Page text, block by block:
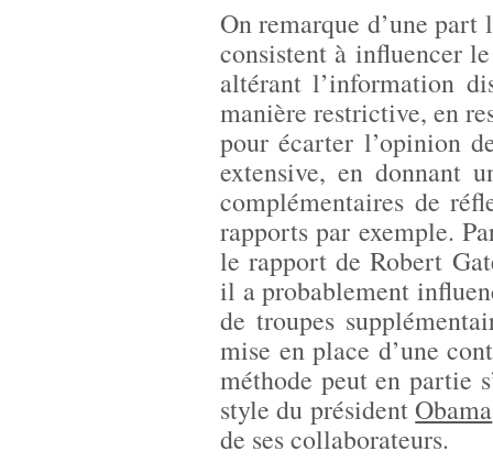
On remarque d’une
consistent à influencer
altérant l’information
manière restrictive, en
pour écarter l’opinion
extensive, en donnant
complémentaires de
rapports par exemple.
le rapport de Robert
il a probablement
de troupes
mise en place d’une
méthode peut en partie
style du présidentObama
de ses collaborateurs.